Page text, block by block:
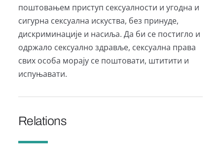
поштовањем приступ сексуалности и угодна и
сигурна сексуална искуства, без принуде,
дискриминације и насиља. Да би се постигло и
одржало сексуално здравље, сексуална права
свих особа морају се поштовати, штитити и
испуњавати.
Relations